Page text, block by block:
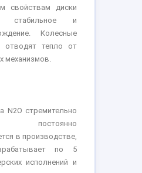
свойствам диски
стабильное и
Колесные
отводят тепло от
механизмов.
N2O стремительно
постоянно
в производстве,
по 5
исполнений и